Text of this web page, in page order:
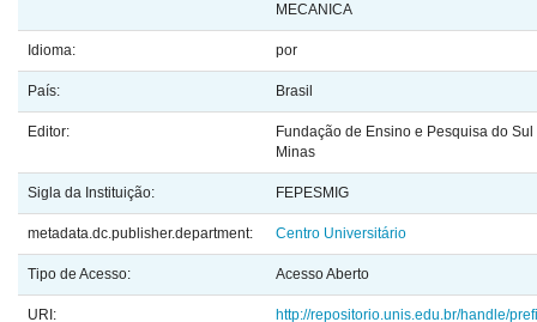
MECANICA
Idioma: por
País: Brasil
Editor:
Fundação de Ensino e Pesquisa do Sul
Minas
Sigla da Instituição: FEPESMIG
metadata.dc.publisher.department: Centro Universitário
Tipo de Acesso: Acesso Aberto
URI: http://repositorio.unis.edu.br/handle/